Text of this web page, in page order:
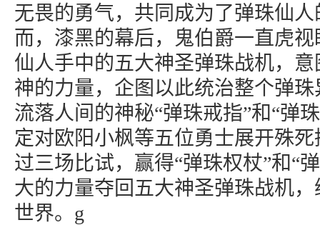
无畏的勇气，共同成为了弹珠仙
而，漆黑的幕后，鬼伯爵一直虎
仙人手中的五大神圣弹珠战机，
神的力量，企图以此统治整个弹
流落人间的神秘“弹珠戒指”和“弹
定对欧阳小枫等五位勇士展开殊
过三场比试，赢得“弹珠权杖”和“
大的力量夺回五大神圣弹珠战机
世界。g